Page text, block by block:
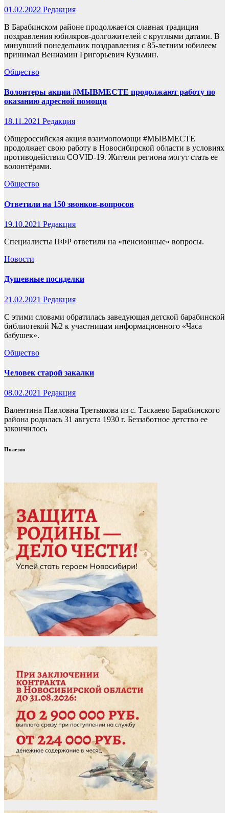
01.02.2022 Редакция
В Барабинском районе продолжается славная традиция
поздравления юбиляров-долгожителей с круглыми датами. В
минувший понедельник поздравления с 85-летним юбилеем
принимал Вениамин Григорьевич Кузьмин.
Общество
Волонтеры акции #МЫВМЕСТЕ продолжают работу по
оказанию адресной помощи
18.11.2021 Редакция
Общероссийская акция взаимопомощи #МЫВМЕСТЕ
продолжает свою работу в Новосибирской области в условиях
противодействия COVID-19. Жители региона могут стать ее
волонтёрами.
Общество
Ответили на 150 звонков-вопросов
19.10.2021 Редакция
Специалисты ПФР ответили на «пенсионные» вопросы.
Новости
Душевные посиделки
21.02.2021 Редакция
С этими словами обратилась заведующая детской барабинской
библиотекой №2 к участницам информационного «Часа
бабушек».
Общество
Человек старой закалки
08.02.2021 Редакция
Валентина Павловна Третьякова из с. Таскаево Барабинского
района родилась 31 августа 1930 г. Беззаботное детство ее
закончилось
Полезно